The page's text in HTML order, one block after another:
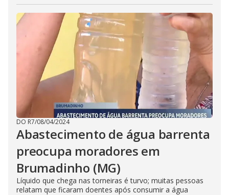
DO R7/08/04/2024
Abastecimento de água barrenta
preocupa moradores em
Brumadinho (MG)
Líquido que chega nas torneiras é turvo; muitas pessoas
relatam que ficaram doentes após consumir a água